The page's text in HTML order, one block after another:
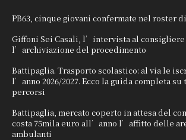
PB63, cinque giovani confermate nel roster
Giffoni Sei Casali, l’intervista al
l’archiviazione del procedimento
Battipaglia. Trasporto scolastico: al via le
l’anno 2026/2027. Ecco la guida completa su
percorsi
Battipaglia, mercato coperto in attesa del
costa 75mila euro all’anno l’affitto delle
ambulanti